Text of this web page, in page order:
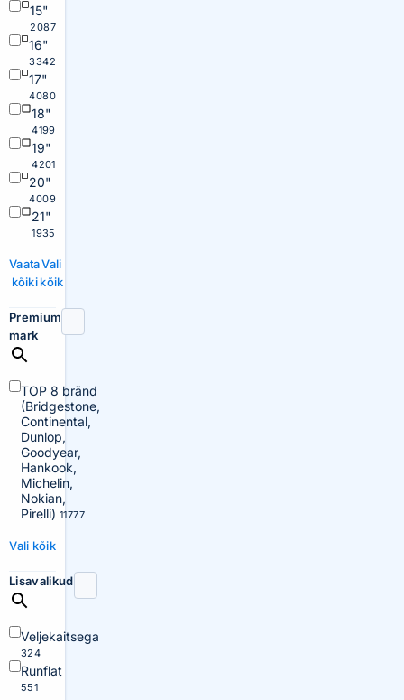
15"
2087
16"
3342
17"
4080
18"
4199
19"
4201
20"
4009
21"
1935
Vaata
kõiki
Vali
kõik
Premium
mark
TOP 8 bränd
(Bridgestone,
Continental,
Dunlop,
Goodyear,
Hankook,
Michelin,
Nokian,
Pirelli) 11777
Vali kõik
Lisavalikud
Veljekaitsega
324
Runflat
551